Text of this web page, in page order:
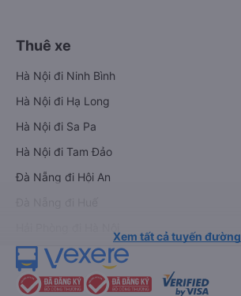
Thuê xe
Hà Nội đi Ninh Bình
Hà Nội đi Hạ Long
Hà Nội đi Sa Pa
Hà Nội đi Tam Đảo
Đà Nẵng đi Hội An
Xem tất cả tuyến đường